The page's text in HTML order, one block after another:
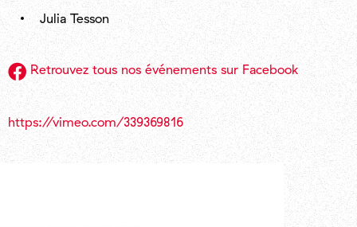
Julia Tesson
Retrouvez tous nos événements sur Facebook
https://vimeo.com/339369816